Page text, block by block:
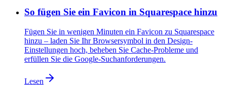
So fügen Sie ein Favicon in Squarespace hinzu
Fügen Sie in wenigen Minuten ein Favicon zu Squarespace
hinzu – laden Sie Ihr Browsersymbol in den Design-
Einstellungen hoch, beheben Sie Cache-Probleme und
erfüllen Sie die Google-Suchanforderungen.
Lesen